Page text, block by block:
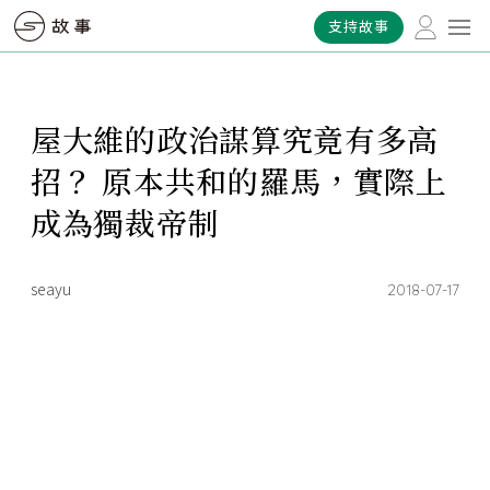
支持故事
屋大維的政治謀算究竟有多高
招？ 原本共和的羅馬，實際上
成為獨裁帝制
seayu 2018-07-17